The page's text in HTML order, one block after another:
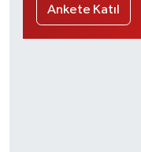
Ankete Katıl